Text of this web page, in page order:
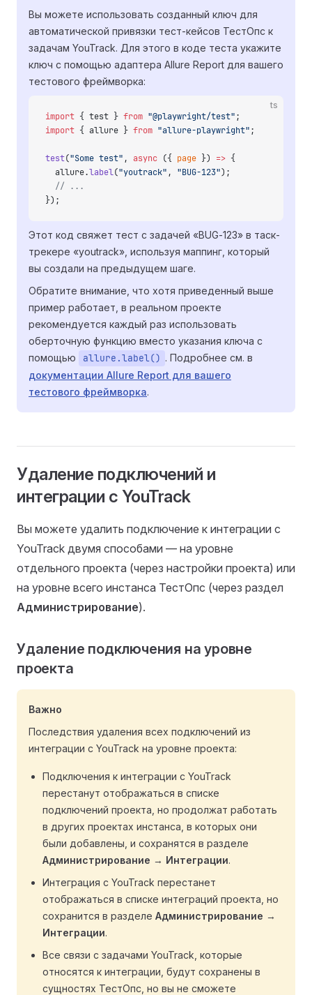
Вы можете использовать созданный ключ для
автоматической привязки тест-кейсов ТестОпс к
задачам YouTrack. Для этого в коде теста укажите
ключ с помощью адаптера Allure Report для вашего
тестового фреймворка:
ts
import { test } from "@playwright/test";
import { allure } from "allure-playwright";
test("Some test" , async ({ page }) => {
  allure.
label("youtrack" , "BUG-123");
  // ...
});
Этот код свяжет тест с задачей «BUG-123» в таск-
трекере «youtrack», используя маппинг, который
вы создали на предыдущем шаге.
Обратите внимание, что хотя приведенный выше
пример работает, в реальном проекте
рекомендуется каждый раз использовать
оберточную функцию вместо указания ключа с
помощью
allure.label() . Подробнее см. в
документации Allure Report для вашего
тестового фреймворка.
Удаление подключений и
интеграции с YouTrack
Вы можете удалить подключение к интеграции с
YouTrack двумя способами — на уровне
отдельного проекта (через настройки проекта) или
на уровне всего инстанса ТестОпс (через раздел
Администрирование).
Удаление подключения на уровне
проекта
Важно
Последствия удаления всех подключений из
интеграции с YouTrack на уровне проекта:
Подключения к интеграции с YouTrack
перестанут отображаться в списке
подключений проекта, но продолжат работать
в других проектах инстанса, в которых они
были добавлены, и сохранятся в разделе
Администрирование → Интеграции.
Интеграция с YouTrack перестанет
отображаться в списке интеграций проекта, но
сохранится в разделе Администрирование →
Интеграции.
Все связи с задачами YouTrack, которые
относятся к интеграции, будут сохранены в
сущностях ТестОпс, но вы не сможете